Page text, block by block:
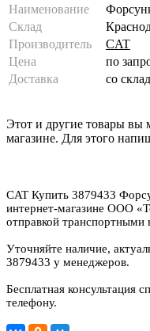
Наименование
Склад
Производитель
CAT
Цена
по
Доставка
со
Этот и другие товары вы
магазине. Для этого
CAT Купить 3879433
интернет-магазине ООО
отправкой транспортными
Уточняйте наличие,
3879433 у менеджеров.
Бесплатная консультация
телефону.